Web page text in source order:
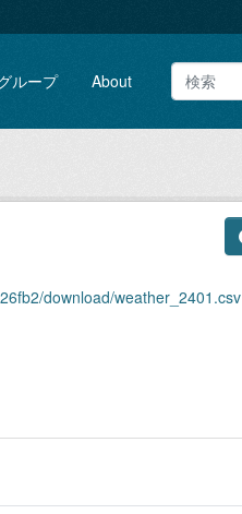
ループ About
download/weather_2401.csv